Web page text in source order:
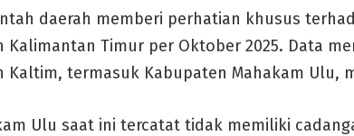
daerah memberi perhatian khusus
Kalimantan Timur per Oktober 2025. Data
Kaltim, termasuk Kabupaten Mahakam Ulu,
Ulu saat ini tercatat tidak memiliki